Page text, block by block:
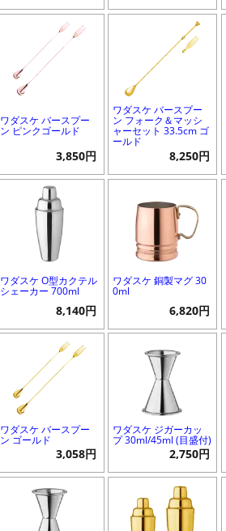
ワダスケ バースプー
ン ピンクゴールド
3,850円
ワダスケ バースプー
ン フォーク＆マッシ
ャーセット 33.5cm ゴ
ールド
8,250円
ワダスケ O型カクテル
シェーカー 700ml
8,140円
ワダスケ 銅製マグ 30
0ml
6,820円
ワダスケ バースプー
ン ゴールド
3,058円
ワダスケ ジガーカッ
プ 30ml/45ml (目盛付)
2,750円